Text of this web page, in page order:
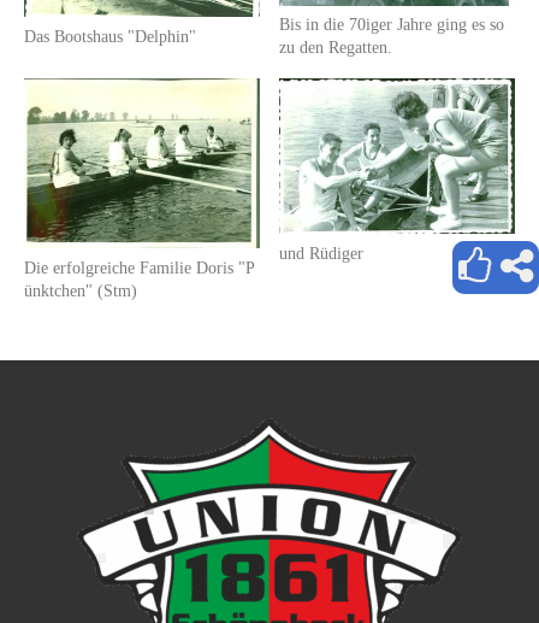
Das Bootshaus "Delphin"
Bis in die 70iger Jahre ging es so
zu den Regatten.
Die erfolgreiche Familie Doris "P
ünktchen" (Stm)
und Rüdiger